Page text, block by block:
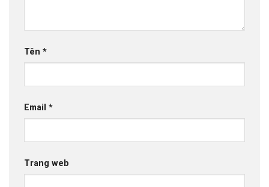
Tên *
Email *
Trang web